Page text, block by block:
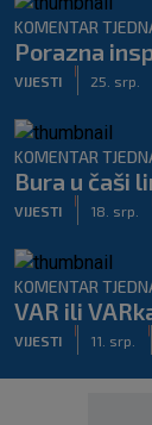
KOMENTAR
Porazna
VIJESTI 25. srp.
KOMENTAR
Bura u čaši
VIJESTI 18. srp.
KOMENTAR
VAR ili
VIJESTI 11. srp.